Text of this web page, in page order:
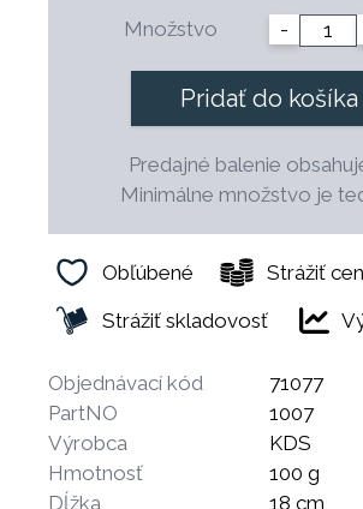
skúšobňou a sú hygienicky nezávadné.
Množstvo -
Pridať do košíka
Predajné balenie
Minimálne množstvo je
Obľúbené
Strážiť
Strážiť skladovosť
Objednávací kód
71077
PartNO
1007
Výrobca
KDS
Hmotnosť
100 g
Dĺžka
18 cm